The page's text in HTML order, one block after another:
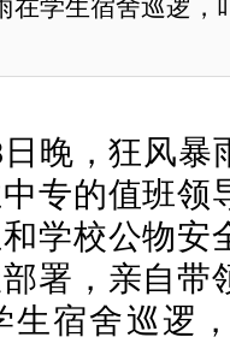
在学生宿舍巡逻，
专的值班领
学校公物安
署，亲自带
生宿舍巡逻